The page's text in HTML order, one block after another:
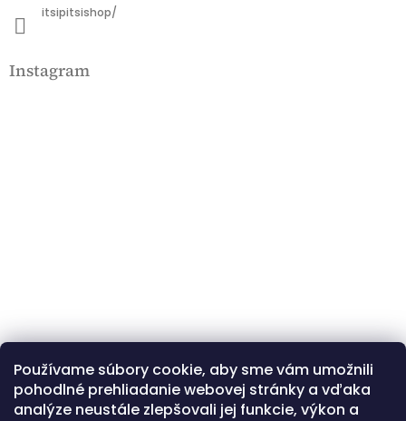
Používame súbory cookie, aby sme vám umožnili
pohodlné prehliadanie webovej stránky a vďaka
analýze neustále zlepšovali jej funkcie, výkon a
itsipitsishop/
Instagram
Kövessen minket az Instagramon